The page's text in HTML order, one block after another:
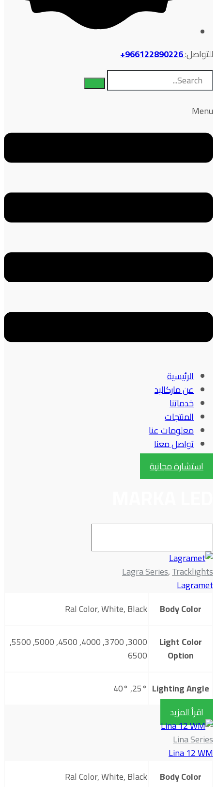
للتواصل:966122890226+
Menu
الرئيسية
عن ماركاليد
خدماتنا
المنتجات
معلومات عنا
تواصل معنا
استشارة مجانية
Lagra Series,Tracklights
Lagramet
Body Color
Ral Color, White, Black
Light Color
Option
3000, 3700, 4000, 4500, 5000, 5500,
6500
Lighting Angle
25°, 40°
اقرأ المزيد
Lina Series
Lina 12 WM
Body Color
Ral Color, White, Black